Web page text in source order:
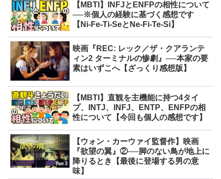
【MBTI】INFJとENFPの相性について
──※個人の経験に基づく感想です
【Ni-Fe-Ti-SeとNe-Fi-Te-Si】
映画『REC: レック／ザ・クアランテ
ィン2 ターミナルの惨劇』──本家の要
素はいずこへ【ざっくり感想版】
【MBTI】直観を主機能に持つ4タイ
プ、INTJ、INFJ、ENTP、ENFPの相
性について【今回も個人の感想です】
【ウォン・カーウァイ監督作】映画
『欲望の翼』②──脚のない鳥が地上に
降りるとき【最後に登場する男の意
味】